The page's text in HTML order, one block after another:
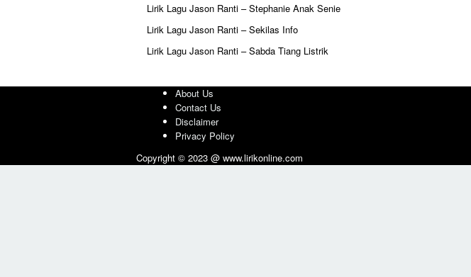
Lirik Lagu Jason Ranti – Stephanie Anak Senie
Lirik Lagu Jason Ranti – Sekilas Info
Lirik Lagu Jason Ranti – Sabda Tiang Listrik
About Us
Contact Us
Disclaimer
Privacy Policy
Copyright © 2023 @ www.lirikonline.com